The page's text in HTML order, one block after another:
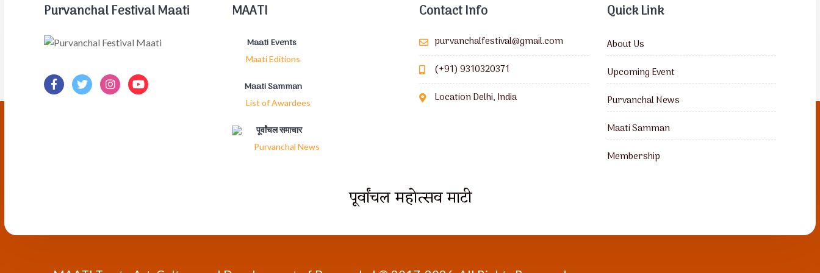
Purvanchal Festival Maati MAATI
Maati Events
Maati Editions
Maati Samman
List of Awardees
पूर्वांचल समाचार
Purvanchal News
Contact Info
purvanchalfestival@gmail.com
(+91) 9310320371
Location Delhi, India
Quick Link
About Us
Upcoming Event
Purvanchal News
Maati Samman
Membership
पूर्वांचल महोत्सव माटी